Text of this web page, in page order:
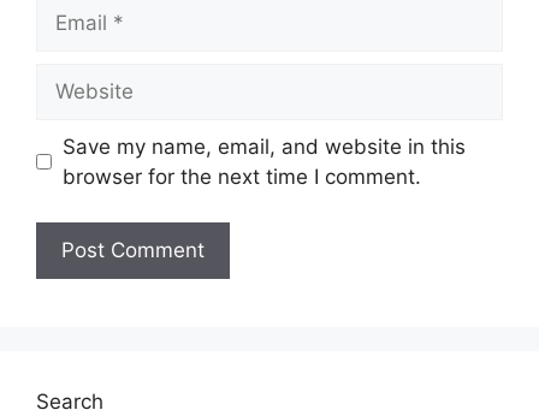
Save my name, email, and website in this
browser for the next time I comment.
Search